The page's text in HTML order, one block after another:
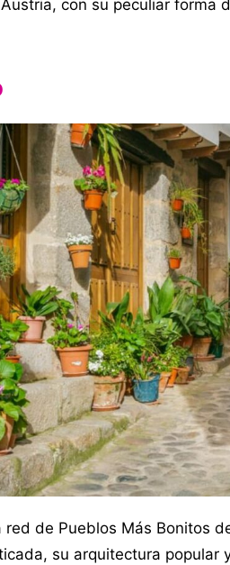
con su peculiar forma
de Pueblos Más Bonitos
su arquitectura